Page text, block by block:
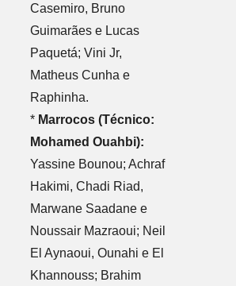
Casemiro, Bruno
Guimarães e Lucas
Paquetá; Vini Jr,
Matheus Cunha e
Raphinha.
* Marrocos (Técnico:
Mohamed Ouahbi):
Yassine Bounou; Achraf
Hakimi, Chadi Riad,
Marwane Saadane e
Noussair Mazraoui; Neil
El Aynaoui, Ounahi e El
Khannouss; Brahim